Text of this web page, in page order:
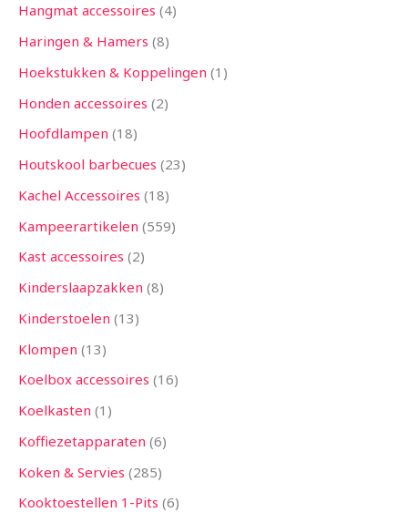
Hangmat accessoires 4
Haringen & Hamers 8
Hoekstukken & Koppelingen 1
Honden accessoires 2
Hoofdlampen 18
Houtskool barbecues 23
Kachel Accessoires 18
Kampeerartikelen 559
Kast accessoires 2
Kinderslaapzakken 8
Kinderstoelen 13
Klompen 13
Koelbox accessoires 16
Koelkasten 1
Koffiezetapparaten 6
Koken & Servies 285
Kooktoestellen 1-Pits 6